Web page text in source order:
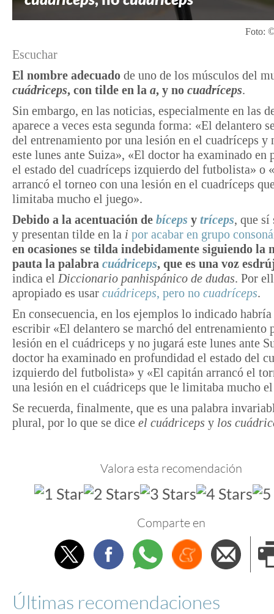
Foto:
Escuchar
El nombre adecuado de uno de los músculos del
cuádriceps, con tilde en la a, y no cuadríceps.
Sin embargo, en las noticias, especialmente en las
aparece a veces esta segunda forma: «El delantero
del entrenamiento por una lesión en el cuadríceps y
este lunes ante Suiza», «El doctor ha examinado en
el estado del cuadríceps izquierdo del futbolista» o
arrancó el torneo con una lesión en el cuadríceps
limitaba mucho el juego».
Debido a la acentuación de bíceps y tríceps, que sí
y presentan tilde en la i por acabar en grupo
en ocasiones se tilda indebidamente siguiendo la
pauta la palabra cuádriceps, que es una voz
indica el Diccionario panhispánico de dudas. Por
apropiado es usar cuádriceps, pero no cuadríceps.
En consecuencia, en los ejemplos lo indicado
escribir «El delantero se marchó del entrenamiento
lesión en el cuádriceps y no jugará este lunes ante
doctor ha examinado en profundidad el estado del
izquierdo del futbolista» y «El capitán arrancó el
una lesión en el cuádriceps que le limitaba mucho
Se recuerda, finalmente, que es una palabra
plural, por lo que se dice el cuádriceps y los
Valora esta recomendación
Comparte en
TwitterFacebookWhatsappMenéame
Últimas recomendaciones